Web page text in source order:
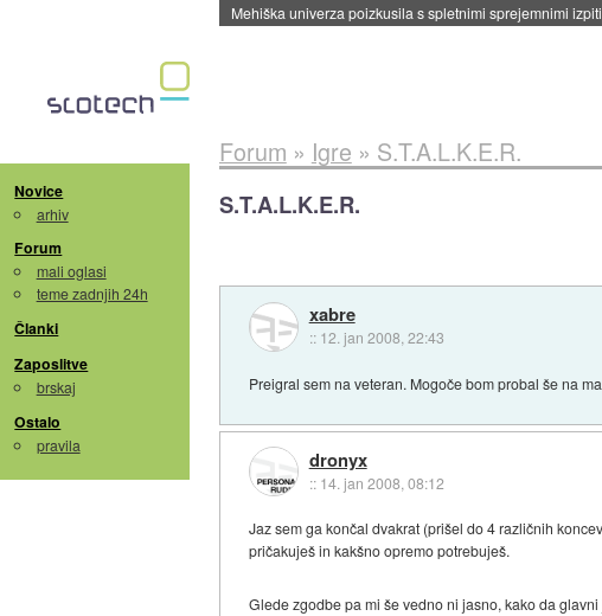
Evropska vesoljska agencija razvija svojo raketo za
Novice
arhiv
Forum
mali oglasi
teme zadnjih 24h
Članki
Zaposlitve
brskaj
Ostalo
pravila
Forum » Igre » S.T.A.L.K.E.R.
S.T.A.L.K.E.R.
xabre
:: 12. jan 2008, 22:43
Preigral sem na veteran. Mogoče bom probal še na
dronyx
:: 14. jan 2008, 08:12
Jaz sem ga končal dvakrat (prišel do 4 različnih
pričakuješ in kakšno opremo potrebuješ.
Glede zgodbe pa mi še vedno ni jasno, kako da